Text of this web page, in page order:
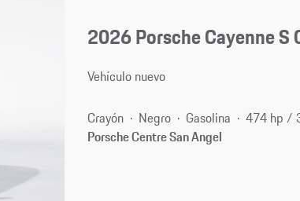
2026 Porsche Cayenne S
Vehículo nuevo
Crayón Negro Gasolina 474 hp /
Porsche Centre San Angel